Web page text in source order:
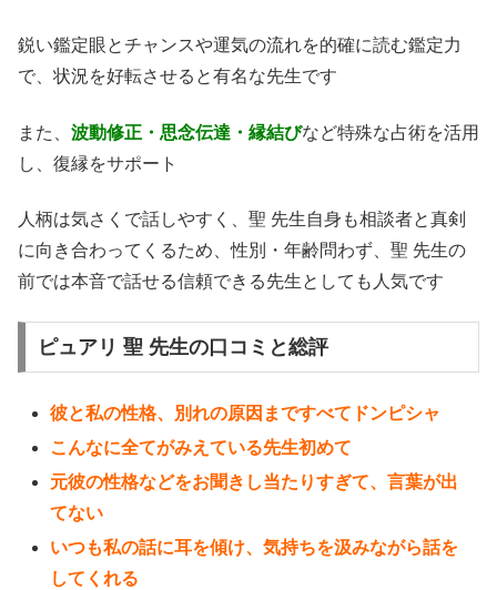
鋭い鑑定眼とチャンスや運気の流れを的確に読む鑑定力
で、状況を好転させると有名な先生です
また、 波動修正・思念伝達・縁結びなど特殊な占術を活用
し、復縁をサポート
人柄は気さくで話しやすく、聖 先生自身も相談者と真剣
に向き合わってくるため、性別・年齢問わず、聖 先生の
前では本音で話せる信頼できる先生としても人気です
ピュアリ 聖 先生の口コミと総評
彼と私の性格、別れの原因まですべてドンピシャ
こんなに全てがみえている先生初めて
元彼の性格などをお聞きし当たりすぎて、言葉が出
てない
いつも私の話に耳を傾け、気持ちを汲みながら話を
してくれる